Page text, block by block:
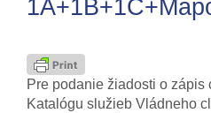
Pre podanie žiadosti o
Katalógu služieb Vládneho